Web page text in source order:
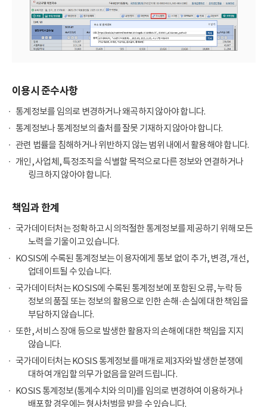
이용시 준수사항
통계정보를 임의로 변경하거나 왜곡하지 않아야 합니다.
통계정보나 통계정보의 출처를 잘못 기재하지 않아야 합니다.
관련 법률을 침해하거나 위반하지 않는 범위 내에서 활용해야 합니다.
개인, 사업체, 특정조직을 식별할 목적으로 다른 정보와 연결하거나
링크하지 않아야 합니다.
책임과 한계
국가데이터처는 정확하고 시의적절한 통계정보를 제공하기 위해 모든
노력을 기울이고 있습니다.
KOSIS에 수록된 통계정보는 이용자에게 통보 없이 추가, 변경, 개선,
업데이트될 수 있습니다.
국가데이터처는 KOSIS에 수록된 통계정보에 포함된 오류, 누락 등
정보의 품질 또는 정보의 활용으로 인한 손해·손실에 대한 책임을
부담하지 않습니다.
또한, 서비스 장애 등으로 발생한 활용자의 손해에 대한 책임을 지지
않습니다.
국가데이터처는 KOSIS 통계정보를 매개로 제3자와 발생한 분쟁에
대하여 개입할 의무가 없음을 알려드립니다.
KOSIS 통계정보(통계수치와 의미)를 임의로 변경하여 이용하거나
배포할 경우에는 형사처벌을 받을 수 있습니다.